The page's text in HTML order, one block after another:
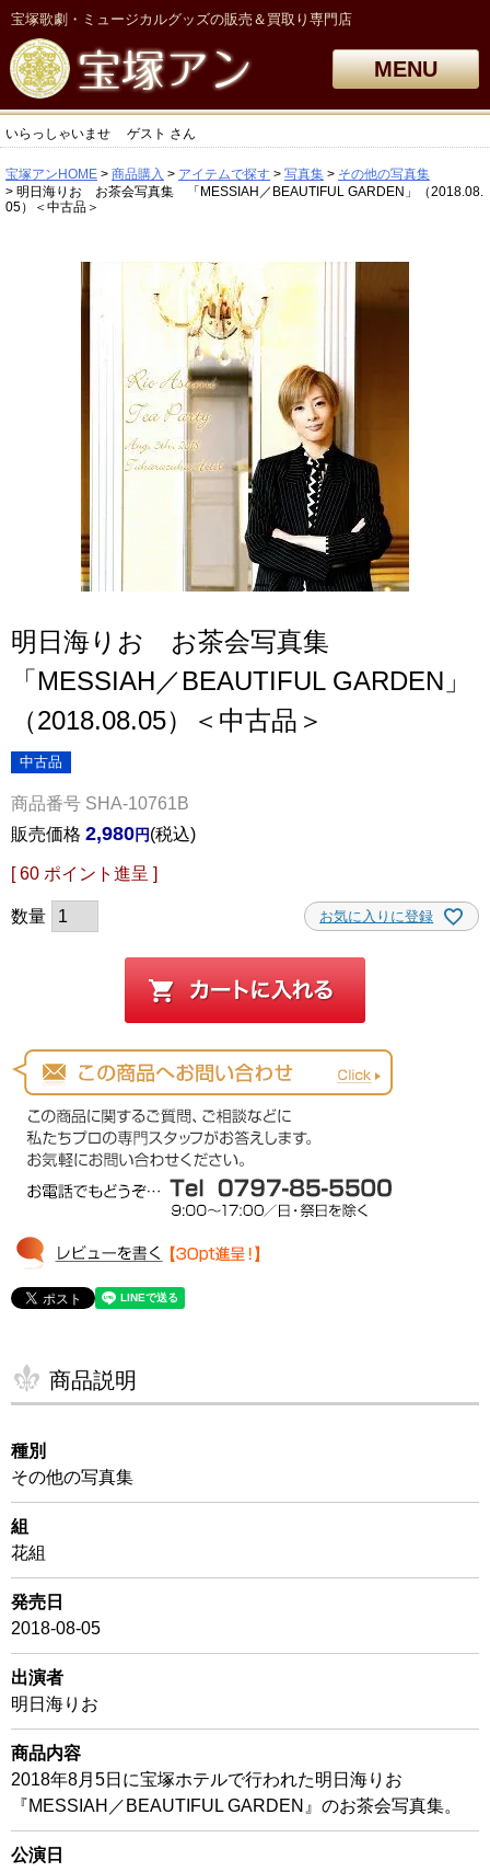
宝塚歌劇・ミュージカルグッズの販売＆買取り専門店
MENU
いらっしゃいませ ゲスト さん
宝塚アンHOME 商品購入 アイテムで探す 写真集
その他の写真集
明日海りお お茶会写真集 「MESSIAH／BEAUTIFUL GARDEN」（2018.08.
05）＜中古品＞
明日海りお お茶会写真集
「MESSIAH／BEAUTIFUL GARDEN」
（2018.08.05）＜中古品＞
中古品
商品番号 SHA-10761B
販売価格 2,980 税込
[ 60 ポイント進呈 ]
お気に入りに登録
商品説明
種別
その他の写真集
組
花組
発売日
2018-08-05
出演者
明日海りお
商品内容
2018年8月5日に宝塚ホテルで行われた明日海りお
『MESSIAH／BEAUTIFUL GARDEN』のお茶会写真集。
公演日